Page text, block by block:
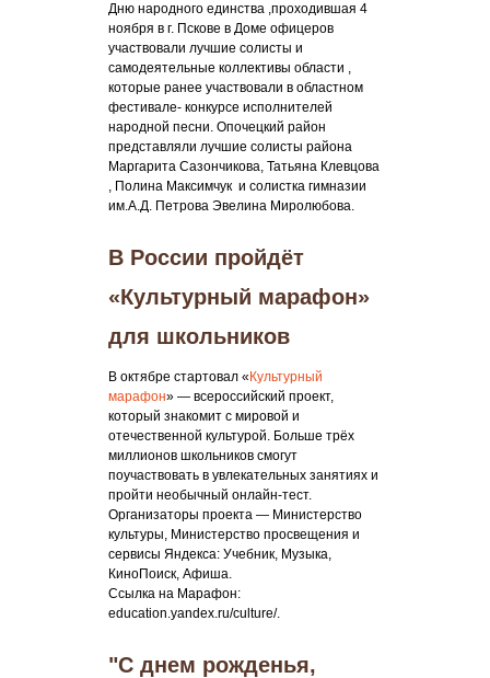
Дню народного единства ,проходившая 4
ноября в г. Пскове в Доме офицеров
участвовали лучшие солисты и
самодеятельные коллективы области ,
которые ранее участвовали в областном
фестивале- конкурсе исполнителей
народной песни. Опочецкий район
представляли лучшие солисты района
Маргарита Сазончикова, Татьяна Клевцова
, Полина Максимчук и солистка гимназии
им.А.Д. Петрова Эвелина Миролюбова.
В России пройдёт
«Культурный марафон»
для школьников
В октябре стартовал « Культурный
марафон» — всероссийский проект,
который знакомит с мировой и
отечественной культурой. Больше трёх
миллионов школьников смогут
поучаствовать в увлекательных занятиях и
пройти необычный онлайн-тест.
Организаторы проекта — Министерство
культуры, Министерство просвещения и
сервисы Яндекса: Учебник, Музыка,
КиноПоиск, Афиша.
Ссылка на Марафон:
education.yandex.ru/culture/.
"С днем рожденья,